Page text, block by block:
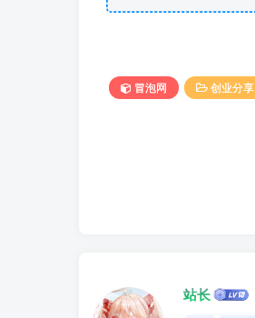
冒泡网 创业分享
站长